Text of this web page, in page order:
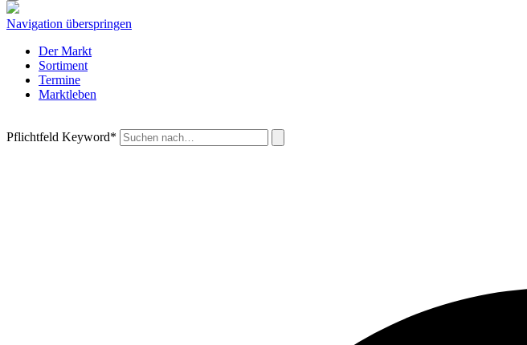
Navigation überspringen
Der Markt
Sortiment
Termine
Marktleben
Pflichtfeld Keyword*